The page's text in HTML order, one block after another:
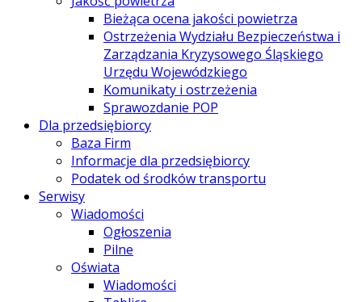
Bieżąca ocena jakości powietrza
Ostrzeżenia Wydziału Bezpieczeństwa i
Zarządzania Kryzysowego Śląskiego
Urzędu Wojewódzkiego
Komunikaty i ostrzeżenia
Sprawozdanie POP
Dla przedsiębiorcy
Baza Firm
Informacje dla przedsiębiorcy
Podatek od środków transportu
Serwisy
Wiadomości
Ogłoszenia
Pilne
Oświata
Wiadomości